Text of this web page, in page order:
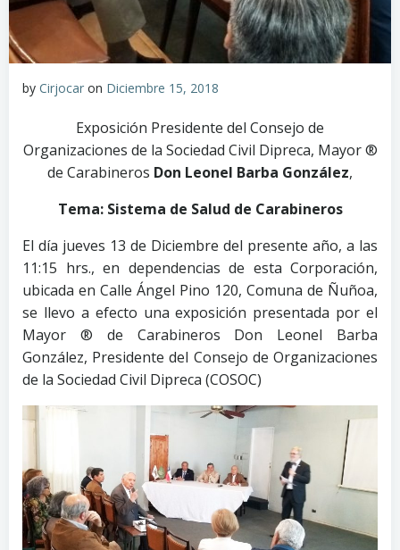
by Cirjocar on Diciembre 15, 2018
Exposición Presidente del Consejo de
Organizaciones de la Sociedad Civil Dipreca, Mayor ®
de Carabineros Don Leonel Barba González,
Tema: Sistema de Salud de Carabineros
El día jueves 13 de Diciembre del presente año, a las
11:15 hrs., en dependencias de esta Corporación,
ubicada en Calle Ángel Pino 120, Comuna de Ñuñoa,
se llevo a efecto una exposición presentada por el
Mayor ® de Carabineros Don Leonel Barba
González, Presidente del Consejo de Organizaciones
de la Sociedad Civil Dipreca (COSOC)